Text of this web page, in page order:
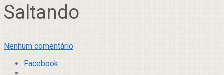
Saltando
Nenhum comentário
Facebook